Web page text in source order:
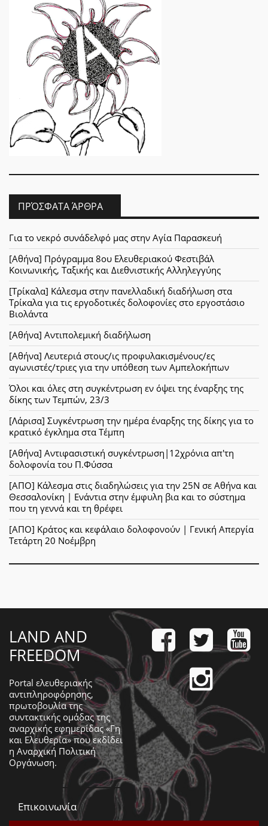
ΠΡΌΣΦΑΤΑ ΆΡΘΡΑ
Για το νεκρό συνάδελφό μας στην Αγία Παρασκευή
[Αθήνα] Πρόγραμμα 8ου Ελευθεριακού Φεστιβάλ
Κοινωνικής, Ταξικής και Διεθνιστικής Αλληλεγγύης
[Τρίκαλα] Κάλεσμα στην πανελλαδική διαδήλωση στα
Τρίκαλα για τις εργοδοτικές δολοφονίες στο εργοστάσιο
Βιολάντα
[Αθήνα] Αντιπολεμική διαδήλωση
[Αθήνα] Λευτεριά στους/ις προφυλακισμένους/ες
αγωνιστές/τριες για την υπόθεση των Αμπελοκήπων
Όλοι και όλες στη συγκέντρωση εν όψει της έναρξης της
δίκης των Τεμπών, 23/3
[Λάρισα] Συγκέντρωση την ημέρα έναρξης της δίκης για το
κρατικό έγκλημα στα Τέμπη
[Αθήνα] Αντιφασιστική συγκέντρωση|12χρόνια απ'τη
δολοφονία του Π.Φύσσα
[ΑΠΟ] Κάλεσμα στις διαδηλώσεις για την 25Ν σε Αθήνα και
Θεσσαλονίκη | Ενάντια στην έμφυλη βια και το σύστημα
που τη γεννά και τη θρέφει
[ΑΠΟ] Κράτος και κεφάλαιο δολοφονούν | Γενική Απεργία
Τετάρτη 20 Νοέμβρη
LAND AND
FREEDOM
Portal ελευθεριακής
αντιπληροφόρησης,
πρωτοβουλία της
συντακτικής ομάδας της
αναρχικής εφημερίδας «Γη
και Ελευθερία» που εκδίδει
η Αναρχική Πολιτική
Οργάνωση.
Επικοινωνία